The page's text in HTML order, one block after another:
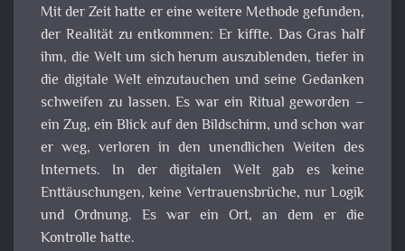
Mit der Zeit hatte er eine weitere Methode gefunden,
der Realität zu entkommen: Er kiffte. Das Gras half
ihm, die Welt um sich herum auszublenden, tiefer in
die digitale Welt einzutauchen und seine Gedanken
schweifen zu lassen. Es war ein Ritual geworden –
ein Zug, ein Blick auf den Bildschirm, und schon war
er weg, verloren in den unendlichen Weiten des
Internets. In der digitalen Welt gab es keine
Enttäuschungen, keine Vertrauensbrüche, nur Logik
und Ordnung. Es war ein Ort, an dem er die
Kontrolle hatte.